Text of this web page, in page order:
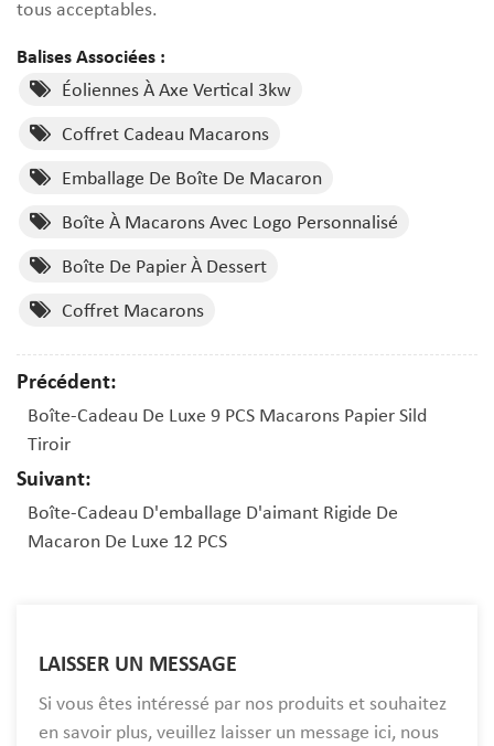
tous acceptables.
Balises Associées :
Éoliennes À Axe Vertical 3kw
Coffret Cadeau Macarons
Emballage De Boîte De Macaron
Boîte À Macarons Avec Logo Personnalisé
Boîte De Papier À Dessert
Coffret Macarons
Précédent:
Boîte-Cadeau De Luxe 9 PCS Macarons Papier Sild
Tiroir
Suivant:
Boîte-Cadeau D'emballage D'aimant Rigide De
Macaron De Luxe 12 PCS
LAISSER UN MESSAGE
Si vous êtes intéressé par nos produits et souhaitez
en savoir plus, veuillez laisser un message ici, nous